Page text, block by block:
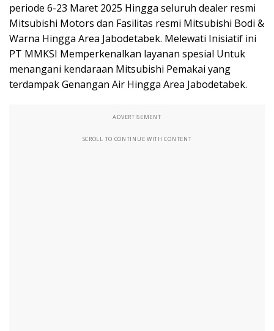
periode 6-23 Maret 2025 Hingga seluruh dealer resmi
Mitsubishi Motors dan Fasilitas resmi Mitsubishi Bodi &
Warna Hingga Area Jabodetabek. Melewati Inisiatif ini
PT MMKSI Memperkenalkan layanan spesial Untuk
menangani kendaraan Mitsubishi Pemakai yang
terdampak Genangan Air Hingga Area Jabodetabek.
ADVERTISEMENT
SCROLL TO CONTINUE WITH CONTENT